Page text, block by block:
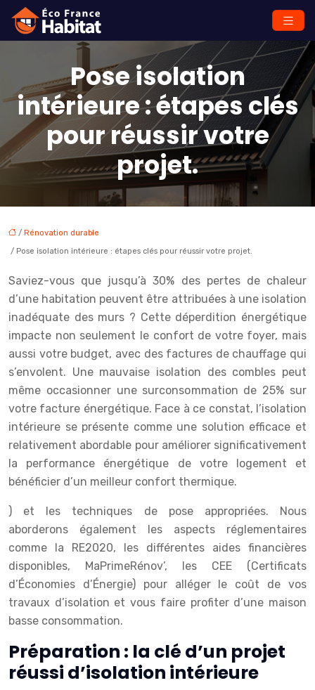
Pose isolation
intérieure : étapes clés
pour réussir votre
projet.
/ Rénovation durable
/ Pose isolation intérieure : étapes clés pour réussir votre projet.
Saviez-vous que jusqu’à 30% des pertes de chaleur
d’une habitation peuvent être attribuées à une isolation
inadéquate des murs ? Cette déperdition énergétique
impacte non seulement le confort de votre foyer, mais
aussi votre budget, avec des factures de chauffage qui
s’envolent. Une mauvaise isolation des combles peut
même occasionner une surconsommation de 25% sur
votre facture énergétique. Face à ce constat, l’isolation
intérieure se présente comme une solution efficace et
relativement abordable pour améliorer significativement
la performance énergétique de votre logement et
bénéficier d’un meilleur confort thermique.
) et les techniques de pose appropriées. Nous
aborderons également les aspects réglementaires
comme la RE2020, les différentes aides financières
disponibles, MaPrimeRénov’, les CEE (Certificats
d’Économies d’Énergie) pour alléger le coût de vos
travaux d’isolation et vous faire profiter d’une maison
basse consommation.
Préparation : la clé d’un projet
réussi d’isolation intérieure